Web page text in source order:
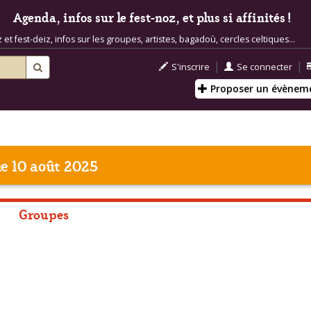
Agenda, infos sur le fest-noz, et plus si affinités !
fest-deiz, infos sur les groupes, artistes, bagadoù, cercles celtiques...
S'inscrire | Se connecter |
Proposer un
10 août 2025
Groupes